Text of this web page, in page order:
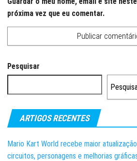
próxima vez que eu comentar.
Pesquisar
ARTIGOS RECENTES
Mario Kart World recebe maior
circuitos, personagens e melhorias